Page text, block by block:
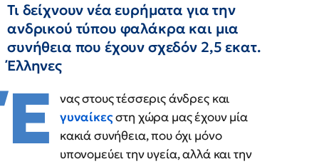
Τι δείχνουν νέα ευρήματα για την
ανδρικού τύπου φαλάκρα και μια
συνήθεια που έχουν σχεδόν 2,5 εκατ.
Έλληνες
Έ
νας στους τέσσερις άνδρες και
γυναίκεςστη χώρα μας έχουν μία
κακιά συνήθεια, που όχι μόνο
υπονομεύει την υγεία, αλλά και την